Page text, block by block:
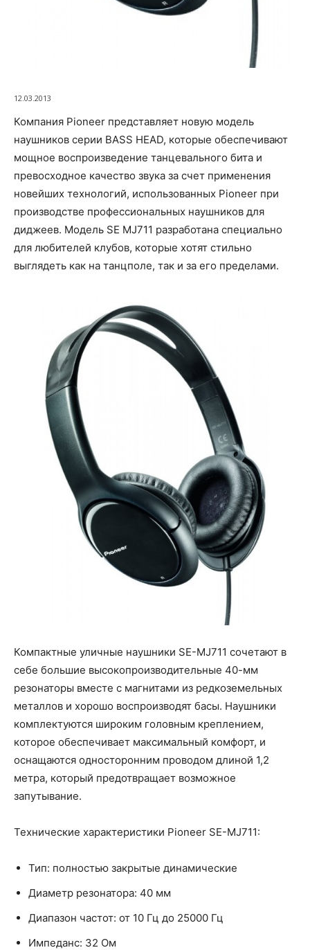
12.03.2013
Компания Pioneer представляет новую модель
наушников серии BASS HEAD, которые обеспечивают
мощное воспроизведение танцевального бита и
превосходное качество звука за счет применения
новейших технологий, использованных Pioneer при
производстве профессиональных наушников для
диджеев. Модель SE MJ711 разработана специально
для любителей клубов, которые хотят стильно
выглядеть как на танцполе, так и за его пределами.
Компактные уличные наушники SE-MJ711 сочетают в
себе большие высокопроизводительные 40-мм
резонаторы вместе с магнитами из редкоземельных
металлов и хорошо воспроизводят басы. Наушники
комплектуются широким головным креплением,
которое обеспечивает максимальный комфорт, и
оснащаются односторонним проводом длиной 1,2
метра, который предотвращает возможное
запутывание.
Технические характеристики Pioneer SE-MJ711:
Тип: полностью закрытые динамические
Диаметр резонатора: 40 мм
Диапазон частот: от 10 Гц до 25000 Гц
Импеданс: 32 Ом